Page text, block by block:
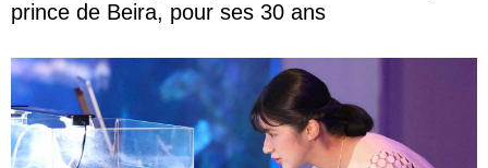
prince de Beira, pour ses 30 ans